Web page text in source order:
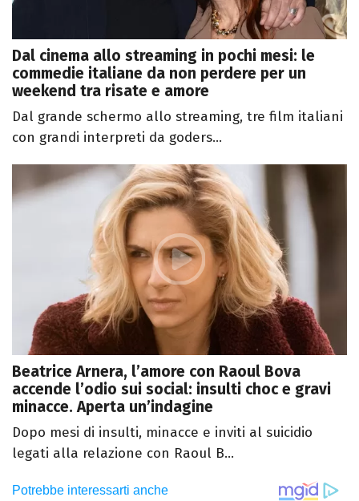
Dal cinema allo streaming in pochi mesi: le
commedie italiane da non perdere per un
weekend tra risate e amore
Dal grande schermo allo streaming, tre film italiani
con grandi interpreti da goders...
Beatrice Arnera, l’amore con Raoul Bova
accende l’odio sui social: insulti choc e gravi
minacce. Aperta un’indagine
Dopo mesi di insulti, minacce e inviti al suicidio
legati alla relazione con Raoul B...